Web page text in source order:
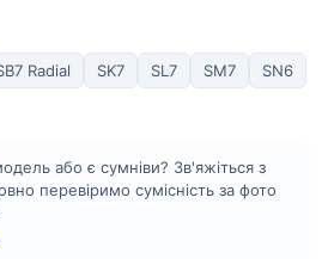
Radial SK7 SL7 SM7
SN6
або є сумніви? Зв'яжіться з
перевіримо сумісність за фото